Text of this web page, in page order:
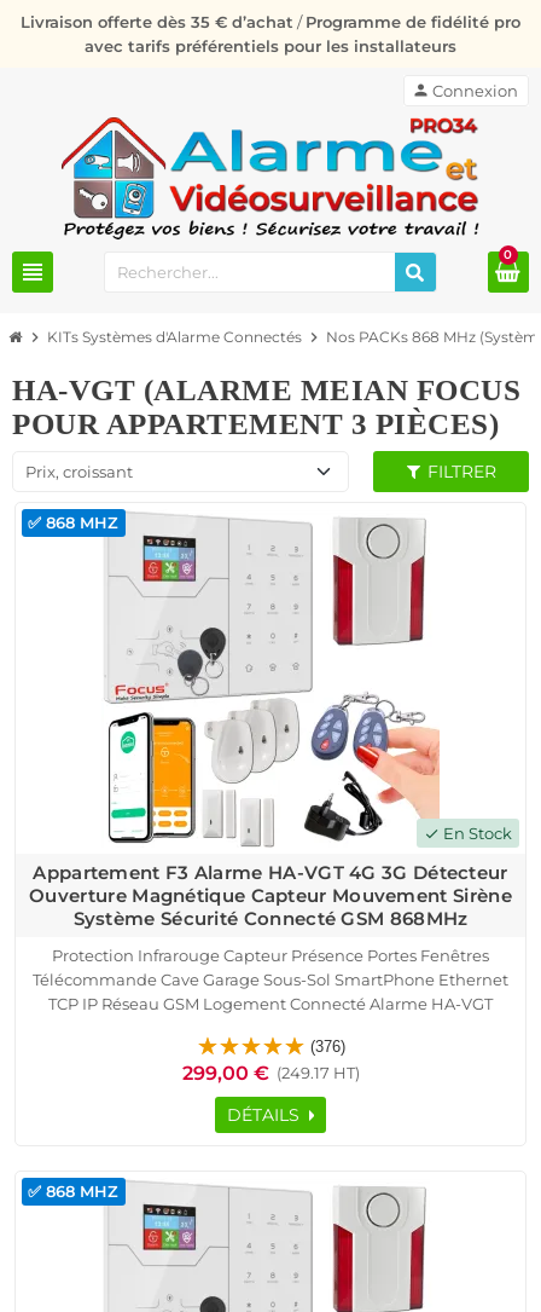
Livraison offerte dès 35 € d’achat /Programme de fidélité pro
avec tarifs préférentiels pour les installateurs
view_headline
person Connexion
0
chevron_right KITs Systèmes d'Alarme Connectés chevron_right Nos PACKs 868 MHz
HA-VGT (ALARME MEIAN FOCUS
POUR APPARTEMENT 3 PIÈCES)
Prix, croissant FILTRER
check En Stock
✅ 868 MHZ
Appartement F3 Alarme HA-VGT 4G 3G Détecteur
Ouverture Magnétique Capteur Mouvement Sirène
Système Sécurité Connecté GSM 868MHz
Protection Infrarouge Capteur Présence Portes Fenêtres
Télécommande Cave Garage Sous-Sol SmartPhone Ethernet
TCP IP Réseau GSM Logement Connecté Alarme HA-VGT
Mouvement Pyroélectrique Contrôle Accès RFID
(376)
299,00 € (249.17 HT)
DÉTAILS
✅ 868 MHZ